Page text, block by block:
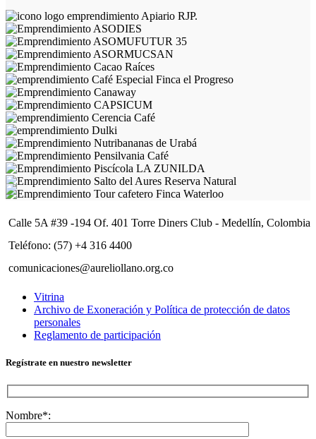
Calle 5A #39 -194 Of. 401 Torre Diners Club - Medellín, Colombia
Teléfono: (57) +4 316 4400
comunicaciones@aureliollano.org.co
Vitrina
Archivo de Exoneración y Política de protección de datos
personales
Reglamento de participación
Regístrate en nuestro newsletter
Nombre*: